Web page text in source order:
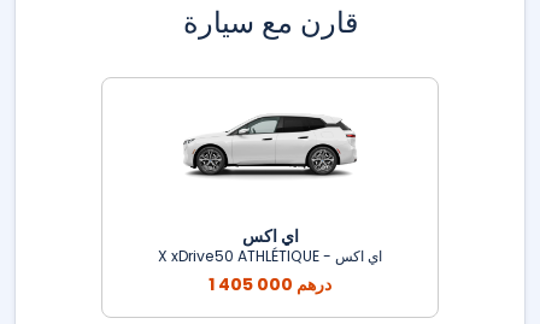
قارن مع سيارة
اي اكس
اي اكس - X xDrive50 ATHLÉTIQUE
1 405 000 درهم